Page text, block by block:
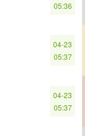
05:36
04-23
05:37
04-23
05:37